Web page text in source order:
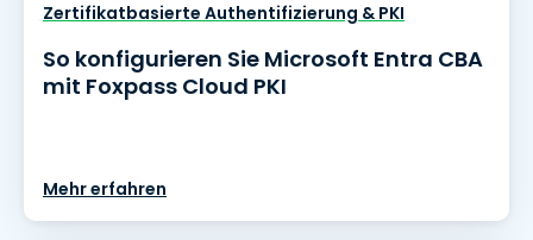
Zertifikatbasierte Authentifizierung & PKI
So konfigurieren Sie Microsoft Entra CBA
mit Foxpass Cloud PKI
Mehr erfahren